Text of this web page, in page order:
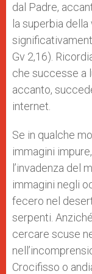
dal Padre,
la superbia
Gv 2,16).
che successe a
accanto,
internet.
Se in qualche
immagini
l’invadenza del
immagini negli
fecero nel
serpenti.
cercare scuse
Crocifisso o